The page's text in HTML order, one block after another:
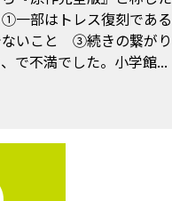
①一部はトレス復刻で
ないこと ③続きの繋が
で不満でした。小学館...